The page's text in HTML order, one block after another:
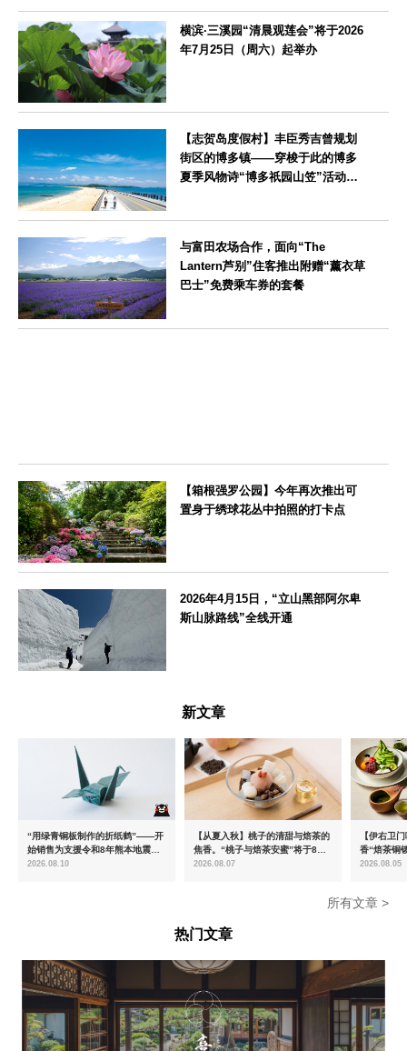
横滨·三溪园“清晨观莲会”将于2026
年7月25日（周六）起举办
【志贺岛度假村】丰臣秀吉曾规划
街区的博多镇——穿梭于此的博多
夏季风物诗“博多祇园山笠”活动期
与富田农场合作，面向“The
Lantern芦别”住客推出附赠“薰衣草
巴士”免费乘车券的套餐
【箱根强罗公园】今年再次推出可
置身于绣球花丛中拍照的打卡点
2026年4月15日，“立山黑部阿尔卑
斯山脉路线”全线开通
新文章
“用绿青铜板制作的折纸鹤”——开
始销售为支援令和8年熊本地震而
推出的慈善商品
2026.08.10
【从夏入秋】桃子的清甜与焙茶的
焦香。“桃子与焙茶安蜜”将于8月
中旬起限时发售
2026.08.07
【伊右卫
香“焙茶铜
治抹茶提
2026.08.05
所有文章 >
热门文章